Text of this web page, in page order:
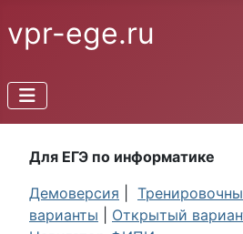
vpr-ege.ru
Для ЕГЭ по информатике
Демоверсия
варианты
Открытый